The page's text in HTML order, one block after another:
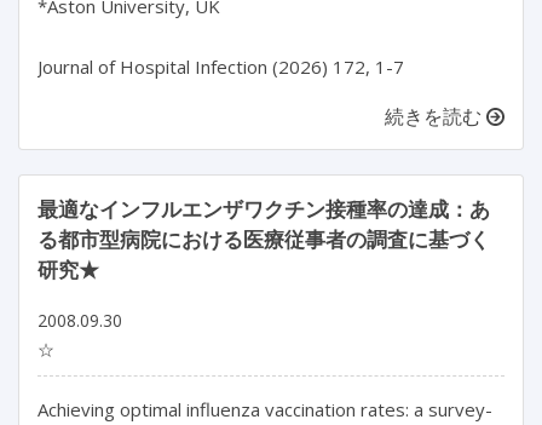
*Aston University, UK
続きを読む
最適なインフルエンザワクチン接種率の達成：あ
る都市型病院における医療従事者の調査に基づく
研究★
2008.09.30
☆
Achieving optimal influenza vaccination rates: a survey-